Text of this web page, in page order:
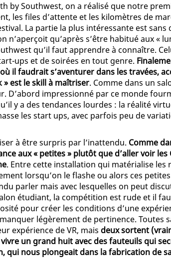
by Southwest, on a réalisé que notre
les files d’attente et les kilomètres de
La partie la plus intéressante est sans
n’aperçoit qu’après s’être habitué aux «
qu’il faut apprendre à connaître.
ups et de soirées en tout genre.
il faudrait s’aventurer dans les travées,
» est le skill à maîtriser. Comme dans un
D’abord impressionné par ce monde
y a des tendances lourdes : la réalité
les start ups, avec parfois peu de
à être surpris par l’inattendu. Comme
aux « petites » plutôt que d’aller voir les
. Entre cette installation qui matérialise les
lorsqu’on le flashe ou alors ces
parler mais avec lesquelles on peut
étudiant, la compétition est rude et il
pour créer les conditions d’une
légèrement de pertinence. Toutes
expérience de VR, mais deux sortent
un grand huit avec des fauteuils qui
qui nous plongeait dans la fabrication de